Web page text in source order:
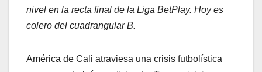
nivel en la recta final de la Liga BetPlay. Hoy es
colero del cuadrangular B.
América de Cali atraviesa una crisis futbolística